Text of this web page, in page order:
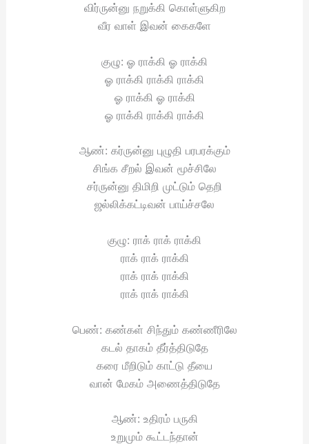
விர்ருன்னு நறுக்கி கொள்ளுகிற
வீர வாள் இவன் கைகளே
குழு: ஓ ராக்கி ஓ ராக்கி
ஓ ராக்கி ராக்கி ராக்கி
ஓ ராக்கி ஓ ராக்கி
ஓ ராக்கி ராக்கி ராக்கி
ஆண்: கர்ருன்னு புழுதி பரபரக்கும்
சிங்க சீறல் இவன் மூச்சிலே
சர்ருன்னு திமிறி முட்டும் தெறி
ஜல்லிக்கட்டிவன் பாய்ச்சலே
குழு: ராக் ராக் ராக்கி
ராக் ராக் ராக்கி
ராக் ராக் ராக்கி
ராக் ராக் ராக்கி
பெண்: கண்கள் சிந்தும் கண்ணீரிலே
கடல் தாகம் தீர்த்திடுதே
கரை மீறிடும் காட்டு தீயை
வான் மேகம் அணைத்திடுதே
ஆண்: உதிரம் பருகி
உறுமும் கூட்டந்தான்